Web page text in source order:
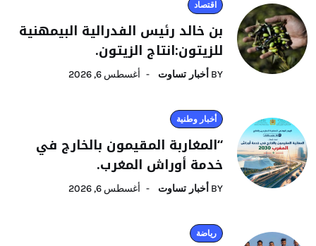
اقتصاد
بن خالد رئيس الفدرالية البيمهنية
للزيتون:انتاج الزيتون.
BY أخبار تساوت أغسطس 6, 2026
أخبار وطنية
“المغاربة المقيمون بالخارج في
خدمة أوراش المغرب.
BY أخبار تساوت أغسطس 6, 2026
رياضة